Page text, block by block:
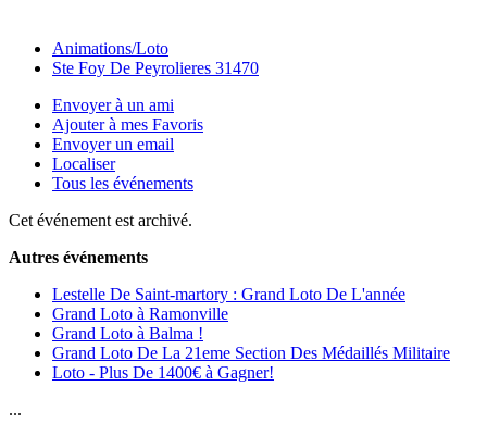
Animations/Loto
Ste Foy De Peyrolieres 31470
Envoyer à un ami
Ajouter à mes Favoris
Envoyer un email
Localiser
Tous les événements
Cet événement est archivé.
Autres événements
Lestelle De Saint-martory : Grand Loto De L'année
Grand Loto à Ramonville
Grand Loto à Balma !
Grand Loto De La 21eme Section Des Médaillés Militaire
Loto - Plus De 1400€ à Gagner!
...